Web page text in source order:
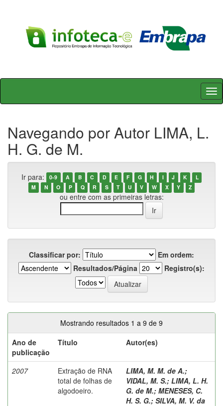
Skip
Navegando por Autor LIMA, L.
H. G. de M.
Ir para: 0-9 A B C D E F G H I J K
L
M
N O P Q R S T U V W X Y Z
ou entre com as primeiras letras:
Classificar por:
Em ordem:
Resultados/Página
Registro(s):
Mostrando resultados 1 a 9 de 9
Ano de
publicação
Título Autor(es)
2007
Extração de RNA
total de folhas de
algodoeiro.
LIMA, M. M. de A.;
VIDAL, M. S.; LIMA, L. H.
G. de M.; MENESES, C.
H. S. G.; SILVA, M. V. da